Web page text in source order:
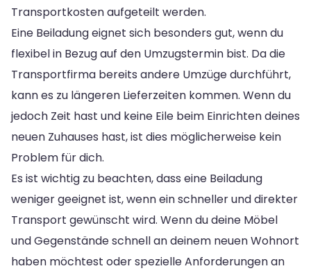
Transportkosten aufgeteilt werden.
Eine Beiladung eignet sich besonders gut, wenn du
flexibel in Bezug auf den Umzugstermin bist. Da die
Transportfirma bereits andere Umzüge durchführt,
kann es zu längeren Lieferzeiten kommen. Wenn du
jedoch Zeit hast und keine Eile beim Einrichten deines
neuen Zuhauses hast, ist dies möglicherweise kein
Problem für dich.
Es ist wichtig zu beachten, dass eine Beiladung
weniger geeignet ist, wenn ein schneller und direkter
Transport gewünscht wird. Wenn du deine Möbel
und Gegenstände schnell an deinem neuen Wohnort
haben möchtest oder spezielle Anforderungen an